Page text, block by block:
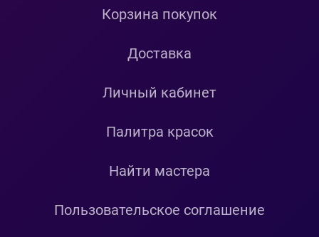
Корзина покупок
Доставка
Личный кабинет
Палитра красок
Найти мастера
Пользовательское соглашение